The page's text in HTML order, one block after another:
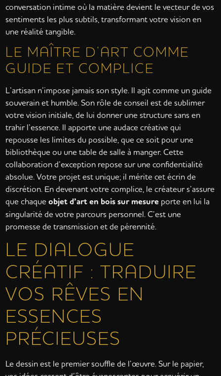
conversation intime où la matière devient le vecteur de vos
sentiments les plus subtils, transformant votre vision en
une réalité tangible.
LE MAÎTRE D’ART COMME
GUIDE ET COMPLICE
L’artisan n’impose jamais son style. Il agit comme un guide
souverain et humble. Son rôle de conseil est de sublimer
votre vision initiale, de lui donner une structure sans en
trahir l’essence. Il apporte une audace créative qui
repousse les limites du possible, que ce soit pour une
bibliothèque ou une table de salle à manger. Cette
collaboration d’exception repose sur une confidentialité
absolue. Votre projet est unique; il mérite cet écrin de
discrétion. En devenant votre complice, le créateur s’assure
que chaqueobjet d’art en bois sur mesure porte en lui la
singularité de votre parcours personnel. C’est une
promesse de transmission et de pérennité.
LE DIALOGUE
CRÉATIF : TRADUIRE
VOS RÊVES EN
ESSENCES
PRÉCIEUSES
Le dessin est le premier souffle de l’œuvre. Sur le papier,